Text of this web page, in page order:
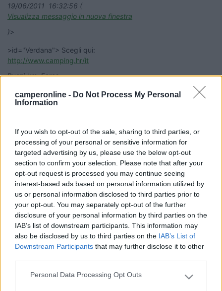
camperonline - Do Not Process My Personal
Information
If you wish to opt-out of the sale, sharing to third parties, or
processing of your personal or sensitive information for
targeted advertising by us, please use the below opt-out
section to confirm your selection. Please note that after your
opt-out request is processed you may continue seeing
interest-based ads based on personal information utilized by
us or personal information disclosed to third parties prior to
your opt-out. You may separately opt-out of the further
disclosure of your personal information by third parties on the
IAB’s list of downstream participants. This information may
also be disclosed by us to third parties on the IAB’s List of
Downstream Participants that may further disclose it to other
Please note that this website/app uses one or more Google
Personal Data Processing Opt Outs
19/06/2011 16:32:56 (
Visualizza messaggio in nuova finestra
)>
>id="Verdana"> Scegli qui:
http://www.camping.hr/it
Buoni km. Faros
nebris
8027
quote:Risposta al messaggio di aki one inserito in data
19/06/2011 16:32:56 (Visualizza messaggio in nuova finestra
>Spiagge in Croazia? ...trovarle!! Unico posto con spiagge è
Lopar,isola di Rab. Ciao. Gianni
Faros
222
Inserito il 19/06/2011 alle: 22:57:50
quote:
Risposta al messaggio di nebris inserito in data
19/06/2011 22:43:08 (
Visualizza messaggio in nuova finestra
> id="Verdana"> Prova vedere qui: